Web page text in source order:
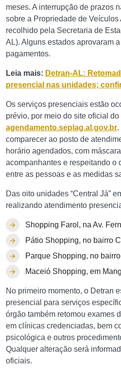
meses. A interrupção de prazos
sobre a Propriedade de Veículos
recolhido pela Secretaria de
AL). Alguns estados aprovaram
pagamentos.
Leia mais: Detran-AL:
presencial nas unidades;
Os serviços presenciais estão
prévio, por meio do site oficial
agendamento.seplag.al.gov.br.
comparecer ao posto de
horário agendados, com
acompanhantes e respeitando o
entre as pessoas e as medidas
Das oito unidades “Central Já”
realizando atendimento
Shopping Farol, na Av.
Pátio Shopping, no bairro
Parque Shopping, no
Maceió Shopping, em
No primeiro momento, o Detran
presencial para serviços
órgão também retomou exames
em clínicas credenciadas, bem
psicológica e outros
Qualquer alteração será
oficiais.